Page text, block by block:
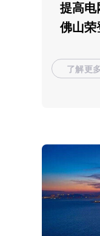
提高电
佛山荣
了解更多